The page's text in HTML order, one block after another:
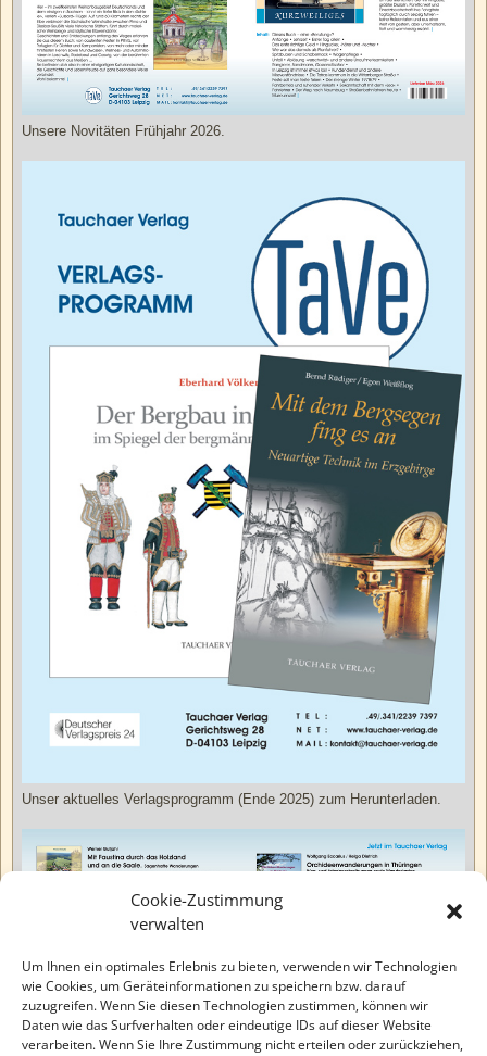
Cookie-Zustimmung
verwalten
Um Ihnen ein optimales Erlebnis zu bieten, verwenden wir Technologien
wie Cookies, um Geräteinformationen zu speichern bzw. darauf
zuzugreifen. Wenn Sie diesen Technologien zustimmen, können wir
Daten wie das Surfverhalten oder eindeutige IDs auf dieser Website
verarbeiten. Wenn Sie Ihre Zustimmung nicht erteilen oder zurückziehen,
Unsere Novitäten Frühjahr 2026.
Unser aktuelles Verlagsprogramm (Ende 2025) zum Herunterladen.